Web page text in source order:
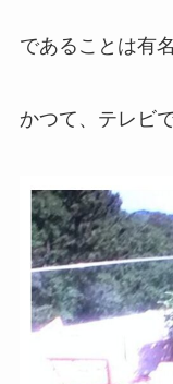
であることは有
かつて、テレビ